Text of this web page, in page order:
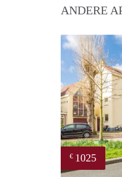
ANDERE
€ 1025